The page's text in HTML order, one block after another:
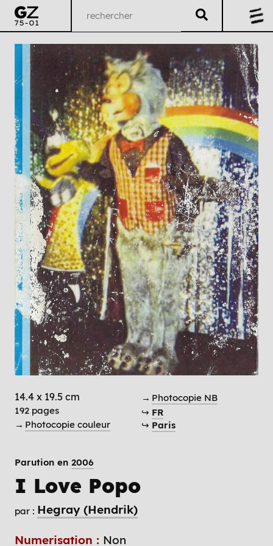
14.4 x 19.5 cm
192 pages
→ Photocopie couleur
→ Photocopie NB
↪ FR
↪ Paris
Parution en 2006
I Love Popo
par : Hegray (Hendrik)
Numerisation : Non